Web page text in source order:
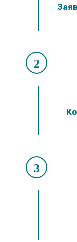
Лотки ЛК 75.60.60
Лотки ЛК 75.45.60
Лотки ЛК 300.150.45
Лотки ЛК 75.120.45
Лотки ЛК 75.90.45
Лотки ЛК 300.60.45
Лотки ЛК 75.60.30
Лотки ЛК 300.60.30
Лотки ЛК 300.45.30
2
3